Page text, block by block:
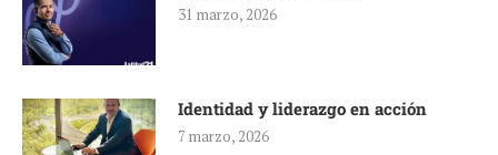
31 marzo, 2026
Identidad y liderazgo en acción
7 marzo, 2026